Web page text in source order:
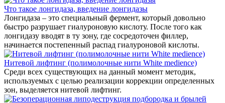
Что такое лонгидаза, введение лонгидазы
Лонгидаза – это специальный фермент, который довольно
быстро разрушает гиалуроновую кислоту. После того как
лонгидазу вводят в ту зону, где сосредоточен филлер,
начинается постепенный распад гиалуроновой кислоты.
Нитевой лифтинг (полимолочные нити White medience)
Среди всех существующих на данный момент методик,
используемых с целью реализации коррекции определенных
зон, выделяется нитевой лифтинг.